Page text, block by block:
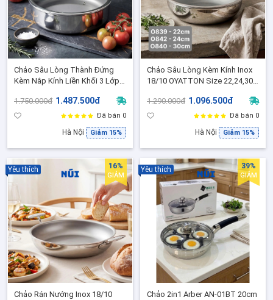
Chảo Sâu Lòng Thành Đứng
Kèm Nắp Kính Liền Khối 3 Lớp
26,Chống Dính Vi Điểm - O844
1.750.000đ 1.487.500đ
Đã bán 0
Hà Nội Giảm 15%
Chảo Sâu Lòng Kèm Kính Inox
18/10 OYATTON Size 22,24,30
Không Cần Canh Nhiệt
1.290.000đ 1.096.500đ
Đã bán 0
Hà Nội Giảm 15%
Chảo Rán Nướng Inox 18/10
Yêu thích 16%
GIẢM
Chảo 2in1 Arber AN-01BT 20cm
Yêu thích 39%
GIẢM